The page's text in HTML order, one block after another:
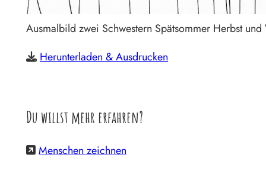
Ausmalbild zwei Schwestern Spätsommer Herbst
Herunterladen & Ausdrucken
Du willst mehr erfahren?
Menschen zeichnen